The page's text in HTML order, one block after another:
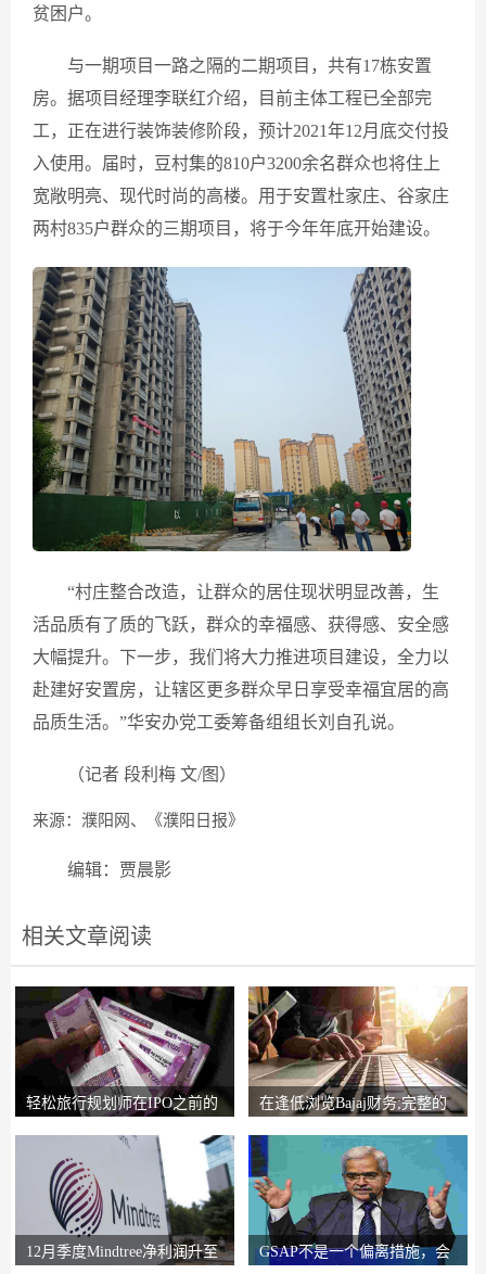
贫困户。
与一期项目一路之隔的二期项目，共有17栋安置
房。据项目经理李联红介绍，目前主体工程已全部完
工，正在进行装饰装修阶段，预计2021年12月底交付投
入使用。届时，豆村集的810户3200余名群众也将住上
宽敞明亮、现代时尚的高楼。用于安置杜家庄、谷家庄
两村835户群众的三期项目，将于今年年底开始建设。
“村庄整合改造，让群众的居住现状明显改善，生
活品质有了质的飞跃，群众的幸福感、获得感、安全感
大幅提升。下一步，我们将大力推进项目建设，全力以
赴建好安置房，让辖区更多群众早日享受幸福宜居的高
品质生活。”华安办党工委筹备组组长刘自孔说。
（记者 段利梅 文/图）
来源：濮阳网、《濮阳日报》
编辑：贾晨影
相关文章阅读
轻松旅行规划师在IPO之前的
在逢低浏览Bajaj财务;完整的
12月季度Mindtree净利润升至
GSAP不是一个偏离措施，会